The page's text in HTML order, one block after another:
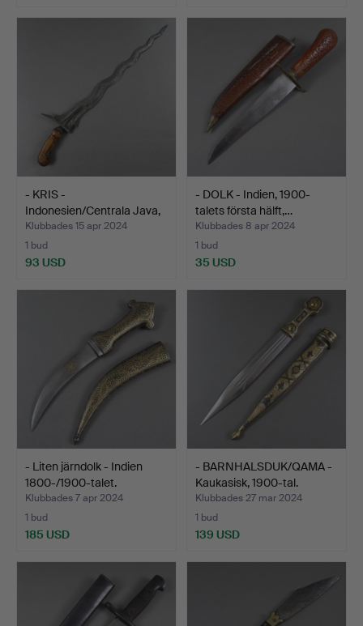
- KRIS -
Indonesien/Centrala Java,
Yogyaka…
Klubbades 15 apr 2024
1 bud
93 USD
- DOLK - Indien, 1900-
talets första hälft,…
Klubbades 8 apr 2024
1 bud
35 USD
- Liten järndolk - Indien
1800-/1900-talet.
Klubbades 7 apr 2024
1 bud
185 USD
- BARNHALSDUK/QAMA -
Kaukasisk, 1900-tal.
Klubbades 27 mar 2024
1 bud
139 USD